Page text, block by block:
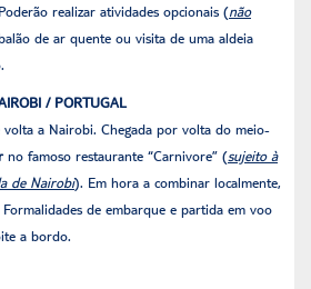
realizar atividades opcionais (não
de ar quente ou visita de uma aldeia
/ PORTUGAL
volta a Nairobi. Chegada por volta do meio-
no famoso restaurante “Carnivore” (sujeito à
de Nairobi). Em hora a combinar localmente,
de embarque e partida em voo
a bordo.